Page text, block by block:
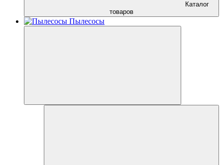
Каталог
товаров
Пылесосы